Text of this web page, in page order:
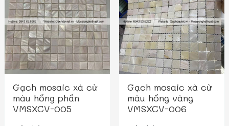
Gạch mosaic xà cừ
màu hồng phấn
VMSXCV-005
Gạch mosaic xà cừ
màu hồng vàng
VMSXCV-006